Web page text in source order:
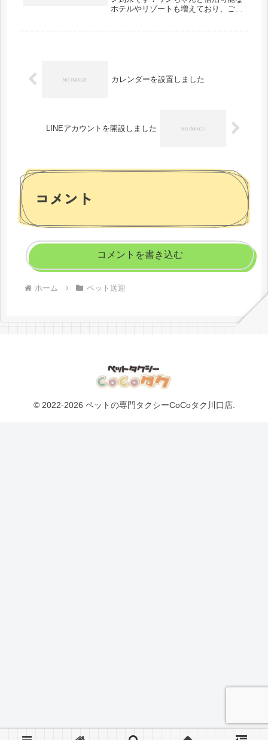
ホテルやリゾートも増えており、ご旅
カレンダーを設置しました
LINEアカウントを開設しました
コメント
コメントを書き込む
ホーム ペット送迎
© 2022-2026 ペットの専門タクシーCoCoタク川口店.